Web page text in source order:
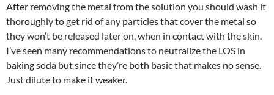
After removing the metal from the solution you should wash it
thoroughly to get rid of any particles that cover the metal so
they won’t be released later on, when in contact with the skin.
I’ve seen many recommendations to neutralize the LOS in
baking soda but since they’re both basic that makes no sense.
Just dilute to make it weaker.